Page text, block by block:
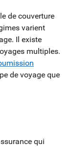
de couverture
varient
Il existe
multiples.
de voyage que
qui